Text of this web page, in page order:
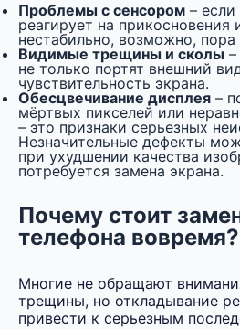
Проблемы с сенсором – если
реагирует на прикосновения
нестабильно, возможно, пора
Видимые трещины и сколы
не только портят внешний
чувствительность экрана.
Обесцвечивание дисплея –
мёртвых пикселей или
– это признаки серьезных
Незначительные дефекты
при ухудшении качества
потребуется замена экрана.
Почему стоит
телефона вовремя?
Многие не обращают
трещины, но откладывание
привести к серьезным